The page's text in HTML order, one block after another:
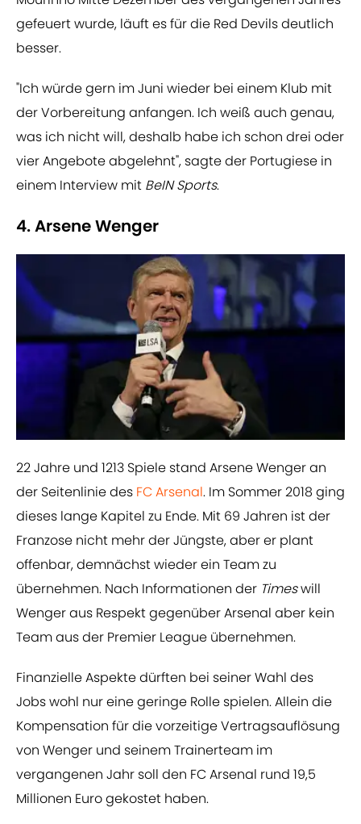
gefeuert wurde, läuft es für die Red Devils deutlich
besser.
"Ich würde gern im Juni wieder bei einem Klub mit
der Vorbereitung anfangen. Ich weiß auch genau,
was ich nicht will, deshalb habe ich schon drei oder
vier Angebote abgelehnt", sagte der Portugiese in
einem Interview mit BeIN Sports.
4. Arsene Wenger
22 Jahre und 1213 Spiele stand Arsene Wenger an
der Seitenlinie des FC Arsenal. Im Sommer 2018 ging
dieses lange Kapitel zu Ende. Mit 69 Jahren ist der
Franzose nicht mehr der Jüngste, aber er plant
offenbar, demnächst wieder ein Team zu
übernehmen. Nach Informationen der Timeswill
Wenger aus Respekt gegenüber Arsenal aber kein
Team aus der Premier League übernehmen.
Finanzielle Aspekte dürften bei seiner Wahl des
Jobs wohl nur eine geringe Rolle spielen. Allein die
Kompensation für die vorzeitige Vertragsauflösung
von Wenger und seinem Trainerteam im
vergangenen Jahr soll den FC Arsenal rund 19,5
Millionen Euro gekostet haben.